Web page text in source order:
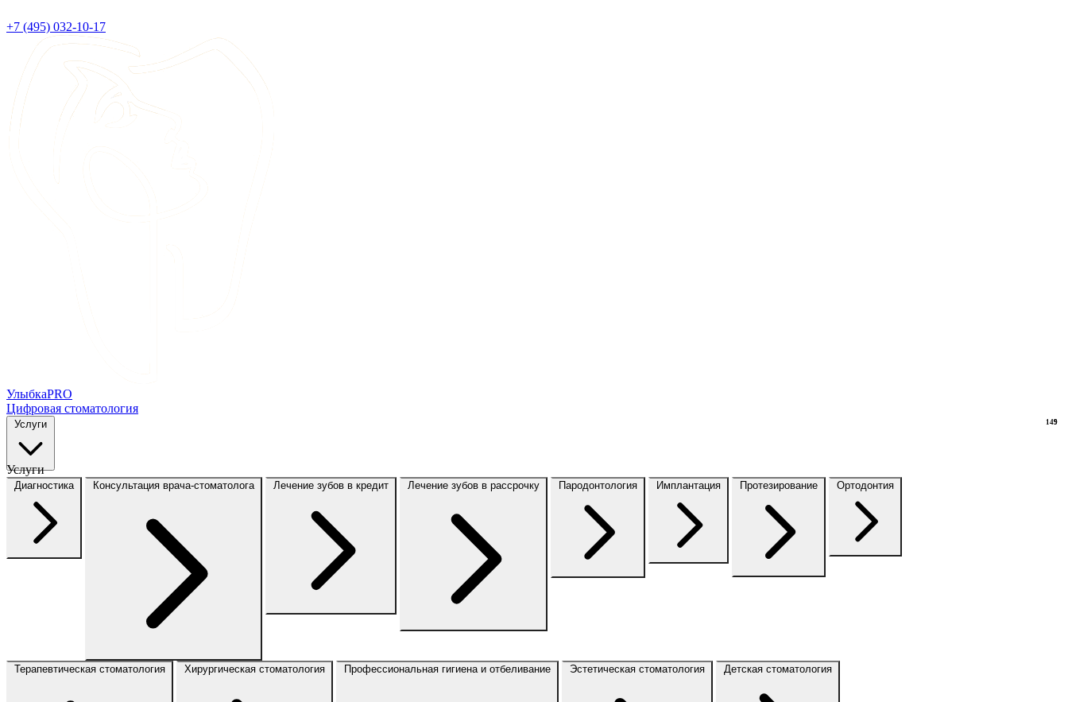
+7 (495) 032-10-17
УлыбкаPRO
Цифровая стоматология
Услуги
Услуги
Диагностика Консультация врача-стоматолога Лечение зубов в кредит Лечение зубов в рассрочку Пародонтология Имплантация Протезирование Ортодонтия
Терапевтическая стоматология Хирургическая стоматология Профессиональная гигиена и отбеливание Эстетическая стоматология Детская стоматология
9
149